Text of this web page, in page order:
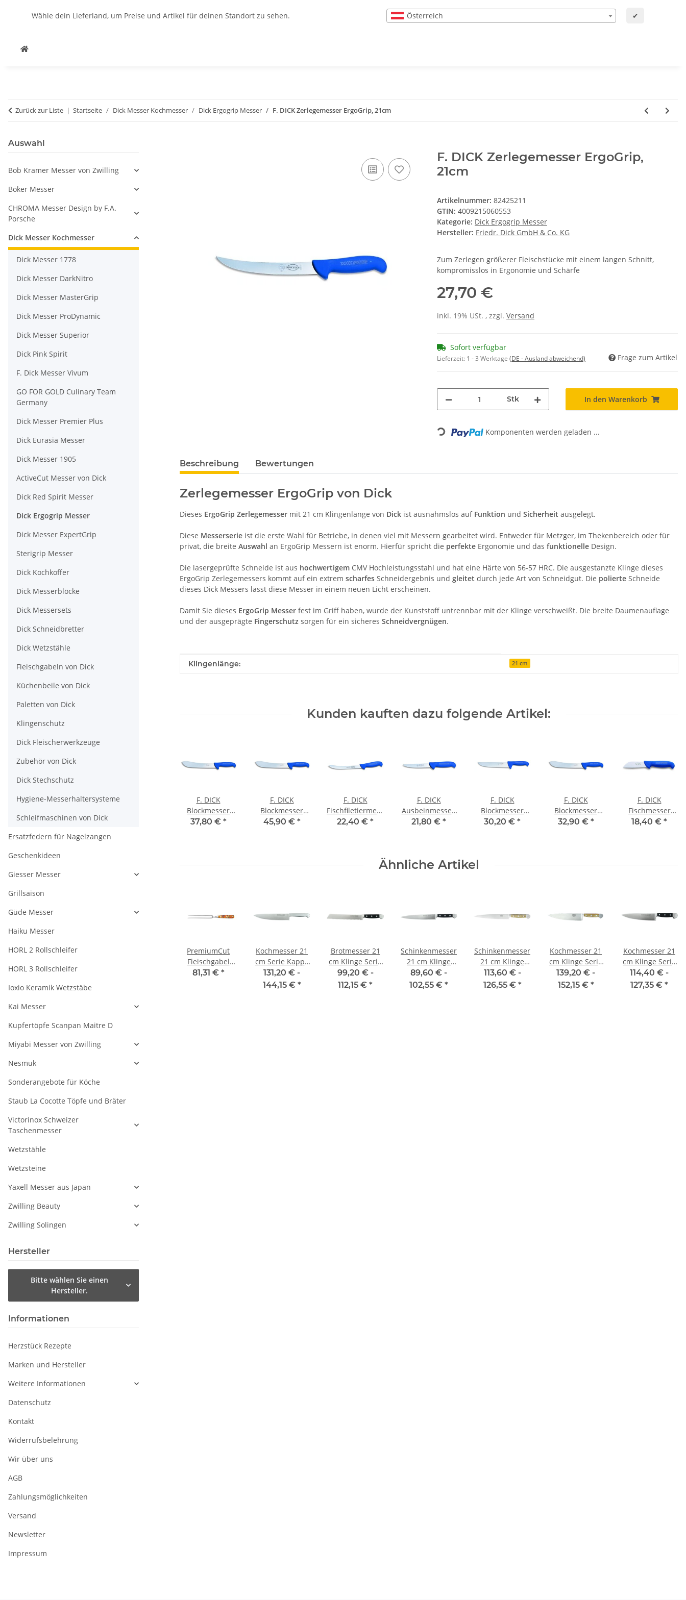
Wähle dein Lieferland, um Preise und Artikel für deinen Standort zu sehen. Österreich ✔
Zurück zur Liste Startseite Dick Messer Kochmesser Dick Ergogrip Messer F. DICK Zerlegemesser ErgoGrip, 21cm
F. DICK Zerlegemesser ErgoGrip,
21cm
Artikelnummer: 82425211
GTIN: 4009215060553
Kategorie: Dick Ergogrip Messer
Hersteller: Friedr. Dick GmbH & Co. KG
Zum Zerlegen größerer Fleischstücke mit einem langen Schnitt,
kompromisslos in Ergonomie und Schärfe
27,70 €
inkl. 19% USt. , zzgl. Versand
Sofort verfügbar
Lieferzeit: 1 - 3 Werktage (DE - Ausland abweichend) Frage zum Artikel
Stk In den Warenkorb
Loading... Komponenten werden geladen ...
Beschreibung Bewertungen
Zerlegemesser ErgoGrip von Dick
Dieses ErgoGrip Zerlegemesser mit 21 cm Klingenlänge von Dick ist ausnahmslos auf Funktion und Sicherheit ausgelegt.
Diese Messerserie ist die erste Wahl für Betriebe, in denen viel mit Messern gearbeitet wird. Entweder für Metzger, im Thekenbereich oder für
privat, die breite Auswahl an ErgoGrip Messern ist enorm. Hierfür spricht die perfekte Ergonomie und das funktionelle Design.
Die lasergeprüfte Schneide ist aus hochwertigem CMV Hochleistungsstahl und hat eine Härte von 56-57 HRC. Die ausgestanzte Klinge dieses
ErgoGrip Zerlegemessers kommt auf ein extrem scharfes Schneidergebnis und gleitet durch jede Art von Schneidgut. Die polierte Schneide
dieses Dick Messers lässt diese Messer in einem neuen Licht erscheinen.
Damit Sie dieses ErgoGrip Messer fest im Griff haben, wurde der Kunststoff untrennbar mit der Klinge verschweißt. Die breite Daumenauflage
und der ausgeprägte Fingerschutz sorgen für ein sicheres Schneidvergnügen.
Produkteigenschaft
Wert
Klingenlänge: 21 cm
Kunden kauften dazu folgende Artikel:
F. DICK
Blockmesser
ErgoGrip, 26cm
37,80 € *
F. DICK
Blockmesser
ErgoGrip, 30cm
45,90 € *
F. DICK
Fischfiletiermesser
ErgoGrip, 15cm
22,40 € *
F. DICK
Ausbeinmesser,
breit ErgoGrip,
21,80 € *
F. DICK
Blockmesser
ErgoGrip, 21cm
30,20 € *
F. DICK
Blockmesser
ErgoGrip, 23cm
32,90 € *
F. DICK
Fischmesser
ErgoGrip, 10cm
18,40 € *
Ähnliche Artikel
ALPHA mit
Brotmesser
131,20 € -
144,15 €*
PremiumCut
Fleischgabel
Fork No 1 Spicy
81,31 € *
Kochmesser 21
cm Serie Kappa
von Güde
131,20 € -
144,15 € *
Brotmesser 21
cm Klinge Serie
Alpha von Güde
99,20 € -
112,15 € *
Schinkenmesser
21 cm Klinge
Serie Alpha von
Güde
89,60 € -
102,55 € *
Schinkenmesser
21 cm Klinge
Serie Alpha
Olive von Güde
113,60 € -
126,55 € *
Kochmesser 21
cm Klinge Serie
Alpha Olive von
Güde
139,20 € -
152,15 € *
Kochmesser 21
cm Klinge Serie
Alpha von Güde
114,40 € -
127,35 € *
Auswahl
Bob Kramer Messer von Zwilling
Böker Messer
CHROMA Messer Design by F.A.
Porsche
Dick Messer Kochmesser
Dick Messer 1778
Dick Messer DarkNitro
Dick Messer MasterGrip
Dick Messer ProDynamic
Dick Messer Superior
Dick Pink Spirit
F. Dick Messer Vivum
GO FOR GOLD Culinary Team
Germany
Dick Messer Premier Plus
Dick Eurasia Messer
Dick Messer 1905
ActiveCut Messer von Dick
Dick Red Spirit Messer
Dick Ergogrip Messer
Dick Messer ExpertGrip
Sterigrip Messer
Dick Kochkoffer
Dick Messerblöcke
Dick Messersets
Dick Schneidbretter
Dick Wetzstähle
Fleischgabeln von Dick
Küchenbeile von Dick
Paletten von Dick
Klingenschutz
Dick Fleischerwerkzeuge
Zubehör von Dick
Dick Stechschutz
Hygiene-Messerhaltersysteme
Schleifmaschinen von Dick
Ersatzfedern für Nagelzangen
Geschenkideen
Giesser Messer
Grillsaison
Güde Messer
Haiku Messer
HORL 2 Rollschleifer
HORL 3 Rollschleifer
Ioxio Keramik Wetzstäbe
Kai Messer
Kupfertöpfe Scanpan Maitre D
Miyabi Messer von Zwilling
Nesmuk
Sonderangebote für Köche
Staub La Cocotte Töpfe und Bräter
Victorinox Schweizer
Taschenmesser
Wetzstähle
Wetzsteine
Yaxell Messer aus Japan
Zwilling Beauty
Zwilling Solingen
Hersteller
Bitte wählen Sie einen
Hersteller.
Informationen
Herzstück Rezepte
Marken und Hersteller
Weitere Informationen
Datenschutz
Kontakt
Widerrufsbelehrung
Wir über uns
AGB
Zahlungsmöglichkeiten
Versand
Newsletter
Impressum